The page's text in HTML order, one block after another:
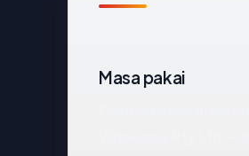
Masa pakai